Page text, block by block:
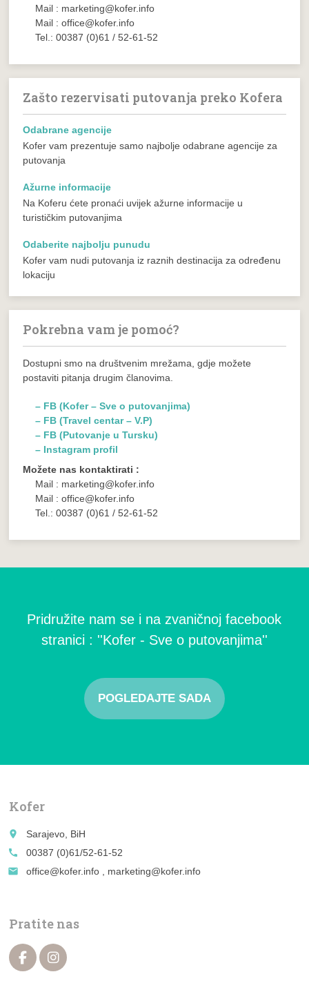
Mail : marketing@kofer.info
Mail : office@kofer.info
Tel.: 00387 (0)61 / 52-61-52
Zašto rezervisati putovanja preko Kofera
Odabrane agencije
Kofer vam prezentuje samo najbolje odabrane agencije za
putovanja
Ažurne informacije
Na Koferu ćete pronaći uvijek ažurne informacije u
turističkim putovanjima
Odaberite najbolju punudu
Kofer vam nudi putovanja iz raznih destinacija za određenu
lokaciju
Pokrebna vam je pomoć?
Dostupni smo na društvenim mrežama, gdje možete
postaviti pitanja drugim članovima.
– FB (Kofer – Sve o putovanjima)
– FB (Travel centar – V.P)
– FB (Putovanje u Tursku)
– Instagram profil
Možete nas kontaktirati :
Mail : marketing@kofer.info
Mail : office@kofer.info
Tel.: 00387 (0)61 / 52-61-52
Pridružite nam se i na zvaničnoj facebook
stranici : ''Kofer - Sve o putovanjima''
POGLEDAJTE SADA
Kofer
place
Sarajevo, BiH
call
00387 (0)61/52-61-52
email
office@kofer.info , marketing@kofer.info
Pratite nas